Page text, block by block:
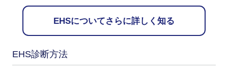
EHSについてさらに詳しく知る
EHS診断方法